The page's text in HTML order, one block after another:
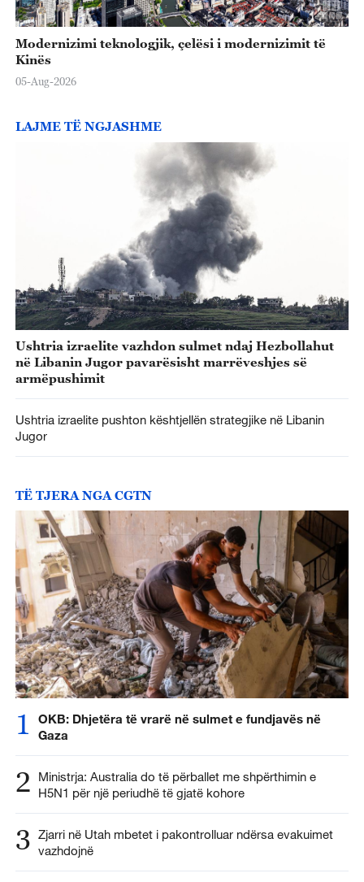
Modernizimi teknologjik, çelësi i modernizimit të
Kinës
05-Aug-2026
LAJME TË NGJASHME
Ushtria izraelite vazhdon sulmet ndaj Hezbollahut
në Libanin Jugor pavarësisht marrëveshjes së
armëpushimit
Ushtria izraelite pushton kështjellën strategjike në Libanin
Jugor
TË TJERA NGA CGTN
1
OKB: Dhjetëra të vrarë në sulmet e fundjavës në
Gaza
2
Ministrja: Australia do të përballet me shpërthimin e
H5N1 për një periudhë të gjatë kohore
3 Zjarri në Utah mbetet i pakontrolluar ndërsa evakuimet
vazhdojnë